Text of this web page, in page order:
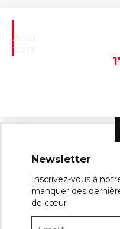
21
Août
2019
Newsletter
Inscrivez-vous à
manquer des
de cœur